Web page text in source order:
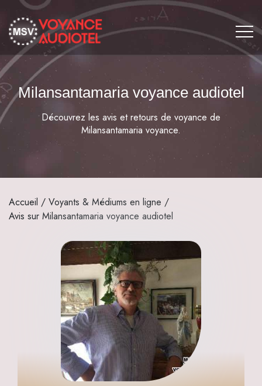
Milansantamaria voyance audiotel
Découvrez les avis et retours de voyance de
Milansantamaria voyance.
Accueil / Voyants & Médiums en ligne /
Avis sur Milansantamaria voyance audiotel